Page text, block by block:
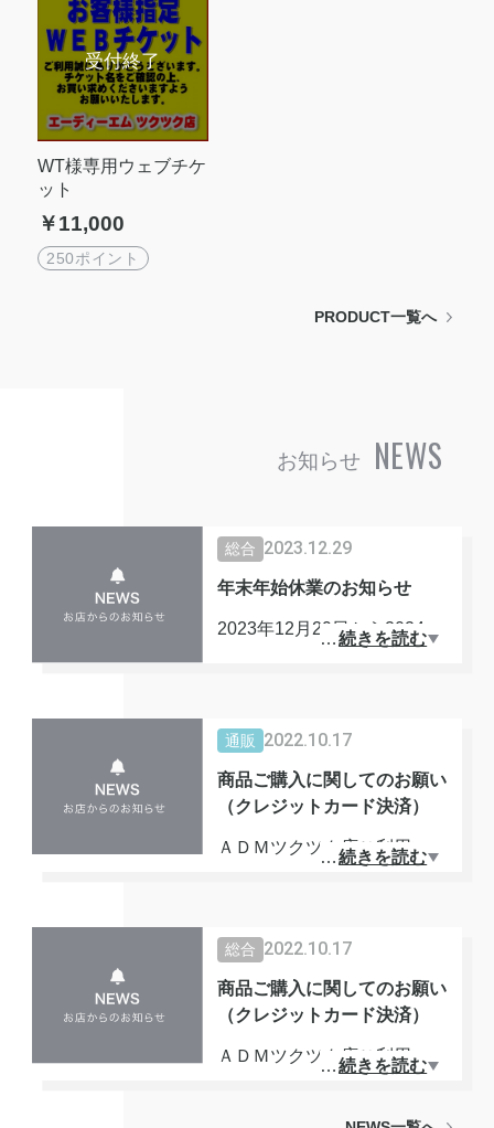
WT様専用ウェブチケ
ット
￥11,000
250ポイント
PRODUCT一覧へ
NEWS
お知らせ
総合 2023.12.29
年末年始休業のお知らせ
2023年12月29日から2024年
…続きを読む
通販 2022.10.17
商品ご購入に関してのお願い
（クレジットカード決済）
ＡＤＭツクツク店ご利用いた
商品ご注文時にクレジットカ
ードをご利用のお客様へは当
店よりご連絡させていただき
ご本人様のご利用を確認させ
ていただきましてから商品発
…続きを読む
総合 2022.10.17
商品ご購入に関してのお願い
（クレジットカード決済）
ＡＤＭツクツク店ご利用いた
…続きを読む